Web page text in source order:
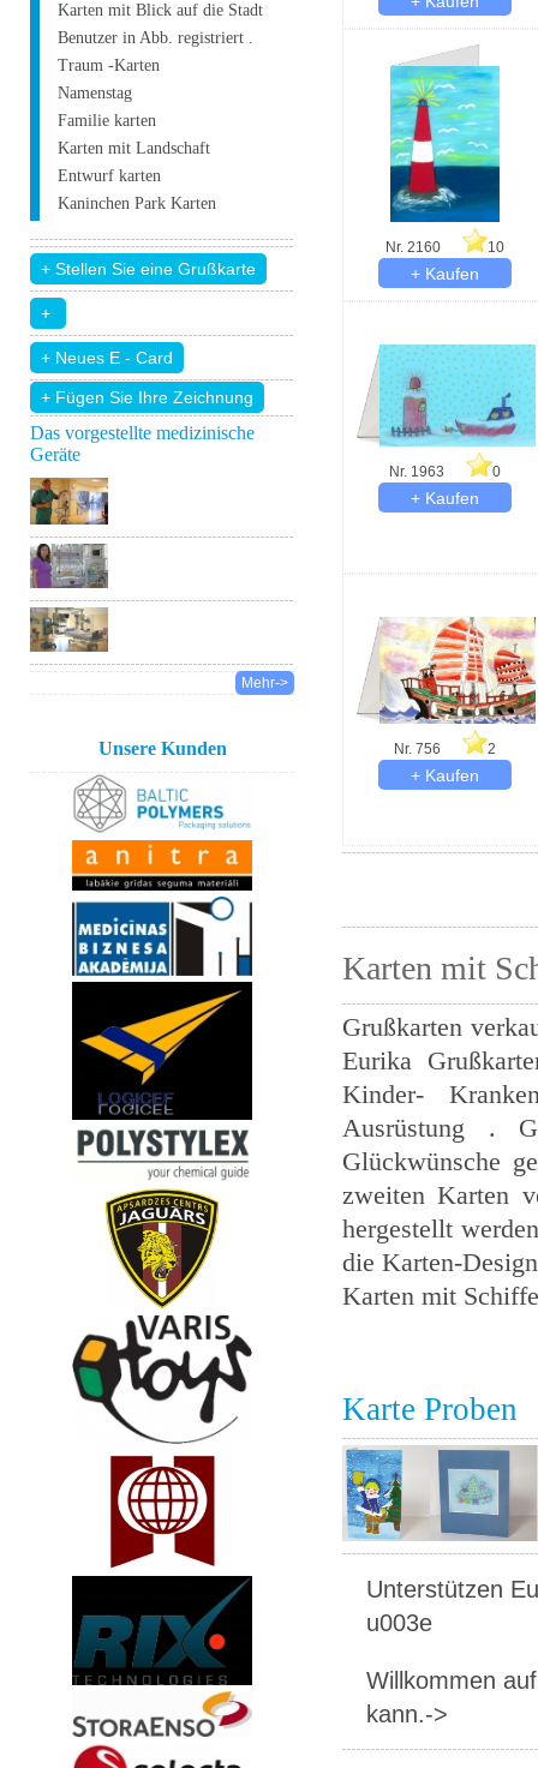
Karten mit Blick auf die Stadt
Benutzer in Abb. registriert .
Traum -Karten
Namenstag
Familie karten
Karten mit Landschaft
Entwurf karten
Kaninchen Park Karten
+ Fügen Sie Ihre Zeichnung
Das vorgestellte medizinische
Geräte
Mehr->
Unsere Kunden
Nr. 2160 10
Nr. 1963 0
Nr. 756 2
Karten mit
Grußkarten
Eurika
Kinder-
Ausrüstung .
Glückwünsche
zweiten Karten
hergestellt
die Karten-
Karten mit
Karte Proben
Unterstützen
u003e
Willkommen
kann.->